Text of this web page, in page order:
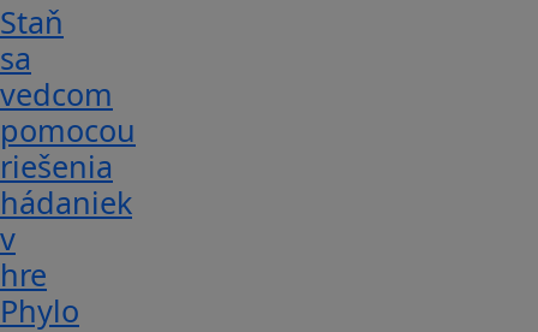
Staň
sa
vedcom
pomocou
riešenia
hádaniek
v
hre
Phylo